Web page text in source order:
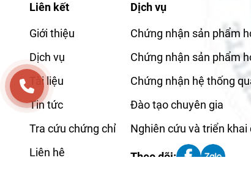
Liên kết
Giới thiệu
Dịch vụ
Tài liệu
Tin tức
Tra cứu chứng chỉ
Liên hệ
Dịch vụ
Chứng nhận sản phẩm
Chứng nhận sản phẩm
Chứng nhận hệ thống
Đào tạo chuyên gia
Nghiên cứu và triển khai
Theo dõi: